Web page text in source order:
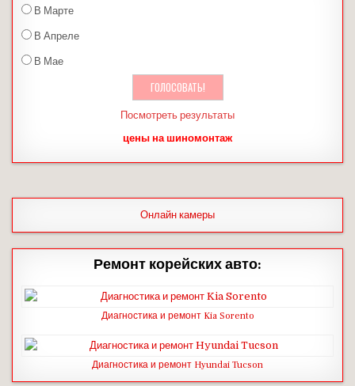
В Марте
В Апреле
В Мае
Посмотреть результаты
цены на шиномонтаж
Онлайн камеры
Ремонт корейских авто:
Диагностика и ремонт Kia Sorento
Диагностика и ремонт Hyundai Tucson